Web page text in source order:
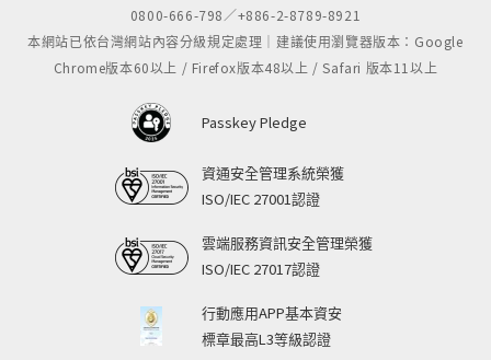
0800-666-798／+886-2-8789-8921
本網站已依台灣網站內容分級規定處理｜建議使用瀏覽器版本：Google
Chrome版本60以上 / Firefox版本48以上 / Safari 版本11以上
Passkey Pledge
資通安全管理系統榮獲
ISO/IEC 27001認證
雲端服務資訊安全管理榮獲
ISO/IEC 27017認證
行動應用APP基本資安
標章最高L3等級認證